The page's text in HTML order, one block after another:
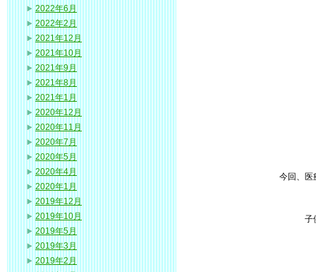
今回、医
子
2022年6月
2022年2月
2021年12月
2021年10月
2021年9月
2021年8月
2021年1月
2020年12月
2020年11月
2020年7月
2020年5月
2020年4月
2020年1月
2019年12月
2019年10月
2019年5月
2019年3月
2019年2月